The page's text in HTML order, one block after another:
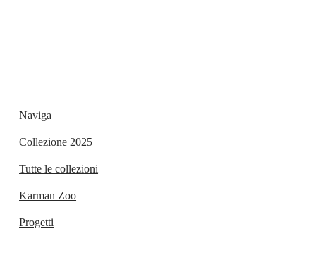
Naviga
Collezione 2025
Tutte le collezioni
Karman Zoo
Progetti